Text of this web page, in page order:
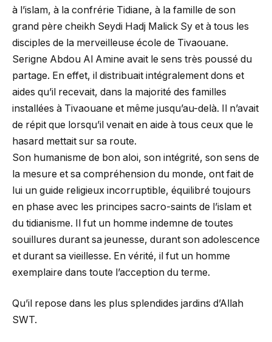
à l’islam, à la confrérie Tidiane, à la famille de son
grand père cheikh Seydi Hadj Malick Sy et à tous les
disciples de la merveilleuse école de Tivaouane.
Serigne Abdou Al Amine avait le sens très poussé du
partage. En effet, il distribuait intégralement dons et
aides qu’il recevait, dans la majorité des familles
installées à Tivaouane et même jusqu’au-delà. Il n’avait
de répit que lorsqu’il venait en aide à tous ceux que le
hasard mettait sur sa route.
Son humanisme de bon aloi, son intégrité, son sens de
la mesure et sa compréhension du monde, ont fait de
lui un guide religieux incorruptible, équilibré toujours
en phase avec les principes sacro-saints de l’islam et
du tidianisme. Il fut un homme indemne de toutes
souillures durant sa jeunesse, durant son adolescence
et durant sa vieillesse. En vérité, il fut un homme
exemplaire dans toute l’acception du terme.
Qu’il repose dans les plus splendides jardins d’Allah
SWT.